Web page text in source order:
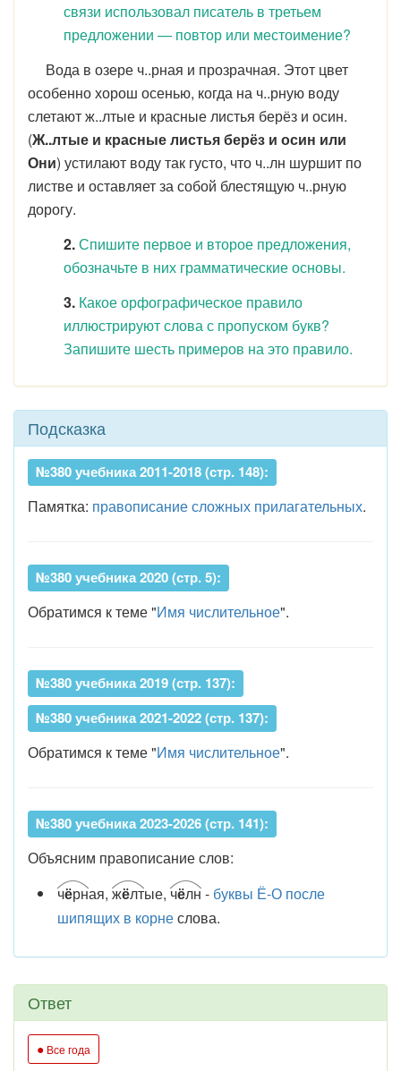
связи использовал писатель в третьем
предложении — повтор или местоимение?
Вода в озере ч..рная и прозрачная. Этот цвет
особенно хорош осенью, когда на ч..рную воду
слетают ж..лтые и красные листья берёз и осин.
(Ж..лтые и красные листья берёз и осин или
Они) устилают воду так густо, что ч..лн шуршит по
листве и оставляет за собой блестящую ч..рную
дорогу.
2.Спишите первое и второе предложения,
обозначьте в них грамматические основы.
3. Какое орфографическое правило
иллюстрируют слова с пропуском букв?
Запишите шесть примеров на это правило.
Подсказка
№380 учебника 2011-2018 (стр. 148):
Памятка: правописание сложных прилагательных.
№380 учебника 2020 (стр. 5):
Обратимся к теме "Имя числительное".
№380 учебника 2019 (стр. 137):
№380 учебника 2021-2022 (стр. 137):
Обратимся к теме "Имя числительное".
№380 учебника 2023-2026 (стр. 141):
Объясним правописание слов:
чёрная, жёлтые, чёлн- буквы Ё-О после
шипящих в корнеслова.
Ответ
● Все года